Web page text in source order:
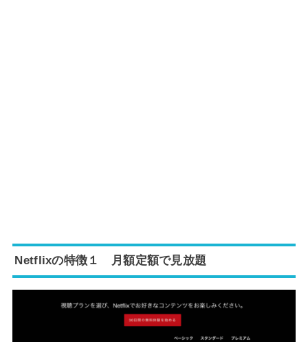
Netflixの特徴１ 月額定額で見放題